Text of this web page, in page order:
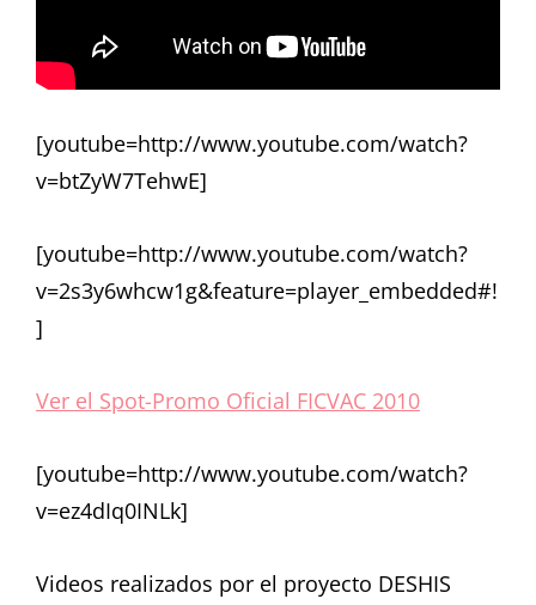
[youtube=http://www.youtube.com/watch?
v=btZyW7TehwE]
[youtube=http://www.youtube.com/watch?
v=2s3y6whcw1g&feature=player_embedded#!
]
Ver el Spot-Promo Oficial FICVAC 2010
[youtube=http://www.youtube.com/watch?
v=ez4dIq0INLk]
Videos realizados por el proyecto DESHIS